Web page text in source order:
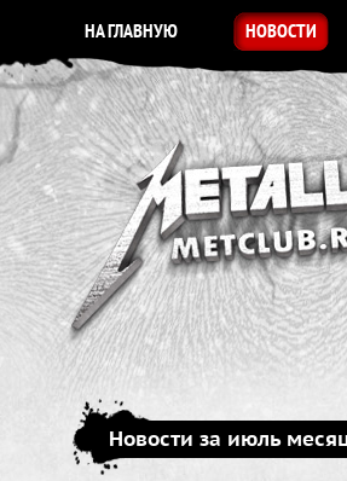
НА ГЛАВНУЮ НОВОСТИ
Новости за июль